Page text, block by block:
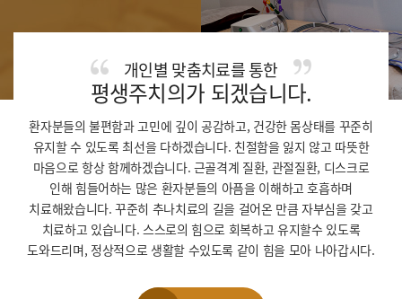
개인별 맞춤치료를 통한
평생주치의가 되겠습니다.
환자분들의 불편함과 고민에 깊이 공감하고, 건강한 몸상태를 꾸준히
유지할 수 있도록 최선을 다하겠습니다. 친절함을 잃지 않고 따뜻한
마음으로 항상 함께하겠습니다. 근골격계 질환, 관절질환, 디스크로
인해 힘들어하는 많은 환자분들의 아픔을 이해하고 호흡하며
치료해왔습니다.꾸준히 추나치료의 길을 걸어온 만큼 자부심을 갖고
치료하고 있습니다. 스스로의 힘으로 회복하고 유지할수 있도록
도와드리며, 정상적으로 생활할 수있도록 같이 힘을 모아 나아갑시다.